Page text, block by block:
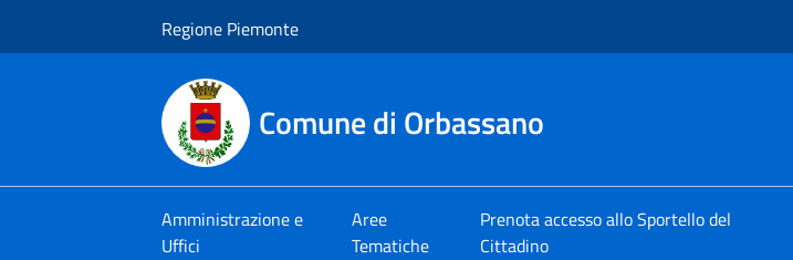
Regione Piemonte
Comune di Orbassano
Amministrazione e
Uffici
Aree
Tematiche
Prenota accesso allo Sportello del
Cittadino